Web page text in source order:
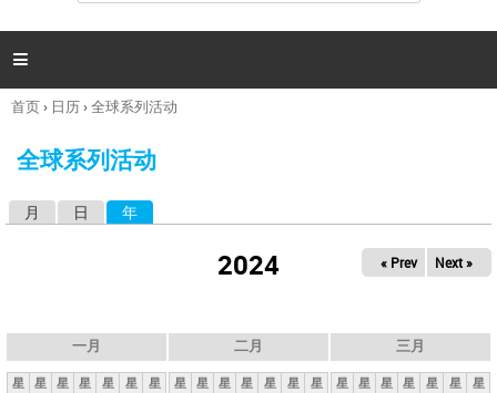

你
这
首页› 日历›全球系列活动
全球系列活动
月 日 年
2024 « Prev Next »
一月
星 星 星 星 星 星
星
二月
星 星 星 星 星 星 星
三月
星 星 星 星 星 星 星